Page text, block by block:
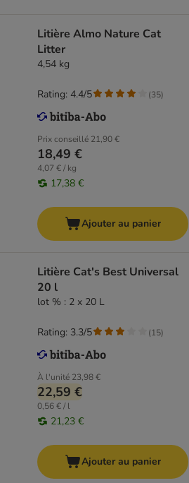
Litière Almo Nature Cat
Litter
4,54 kg
Prix conseillé 21,90 €
18,49 €
4,07 € / kg
17,38 €
Rating: 4.4/5 (35)
Ajouter au panier
Litière Cat's Best Universal
20 l
lot % : 2 x 20 L
À l'unité 23,98 €
22,59 €
0,56 € / l
21,23 €
Rating: 3.3/5 (15)
Ajouter au panier